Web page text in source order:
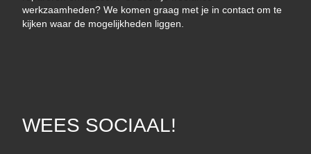
werkzaamheden? We komen graag met je in contact om te
kijken waar de mogelijkheden liggen.
WEES SOCIAAL!